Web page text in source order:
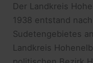
Der Landkreis
1938 entstand
Sudetengebietes
Landkreis